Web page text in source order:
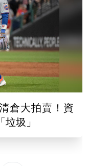
倉大拍賣！資
圾」